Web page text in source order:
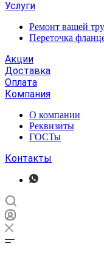
Услуги
Ремонт вашей
Переточка
Акции
Доставка
Оплата
Компания
О компании
Реквизиты
ГОСТы
Контакты